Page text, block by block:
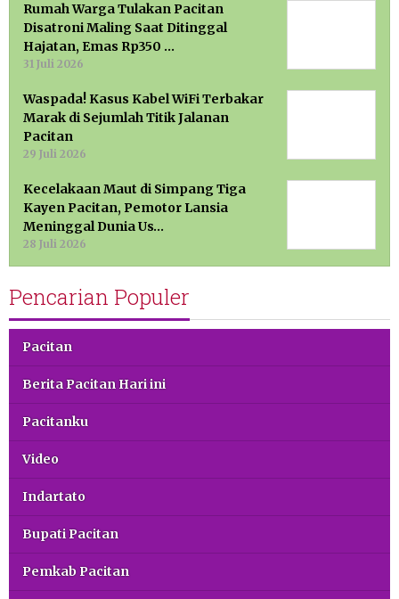
Rumah Warga Tulakan Pacitan
Disatroni Maling Saat Ditinggal
Hajatan, Emas Rp350 …
31 Juli 2026
Waspada! Kasus Kabel WiFi Terbakar
Marak di Sejumlah Titik Jalanan
Pacitan
29 Juli 2026
Kecelakaan Maut di Simpang Tiga
Kayen Pacitan, Pemotor Lansia
Meninggal Dunia Us…
28 Juli 2026
Pencarian Populer
Pacitan
Berita Pacitan Hari ini
Pacitanku
Video
Indartato
Bupati Pacitan
Pemkab Pacitan